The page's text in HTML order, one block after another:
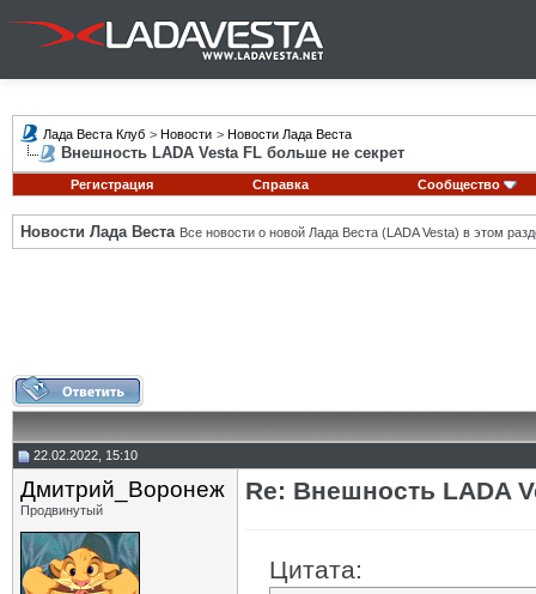
Лада Веста Клуб > Новости > Новости Лада Веста
Внешность LADA Vesta FL больше не секрет
Регистрация Справка Сообщество
Новости Лада Веста Все новости о новой Лада Веста (LADA Vesta) в этом
22.02.2022, 15:10
Дмитрий_Воронеж
Продвинутый
Re: Внешность LADA
Цитата: